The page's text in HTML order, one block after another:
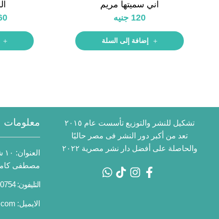
اني سميتها مريم
120 جنيه
إضافة إلى السلة
تشكيل للنشر والتوزيع تأسست عام ٢٠١٥
تعد من أكبر دور النشر فى مصر حاليًا
والحاصلة على أفضل دار نشر مصرية ٢٠٢٢
معلومات
العنوان:
مصطفى
التليفون: 01055700754 2+
الايميل: